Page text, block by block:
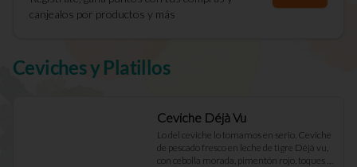
canjealos por productos y más
Ceviches y Platillos
Ceviche Déjà Vu
Lo del ceviche lo tomamos en serio. Ceviche
de pescado fresco en leche de tigre Déjà vu,
con cebolla morada, pimentón rojo, toques